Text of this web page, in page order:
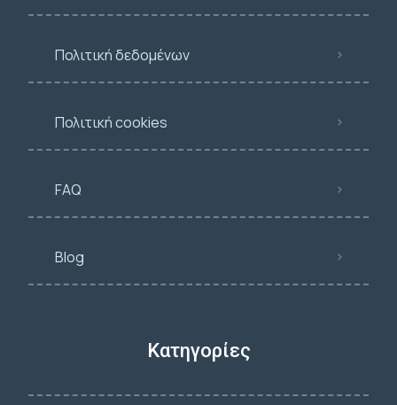
Πολιτική δεδομένων
Πολιτική cookies
FAQ
Blog
Κατηγορίες